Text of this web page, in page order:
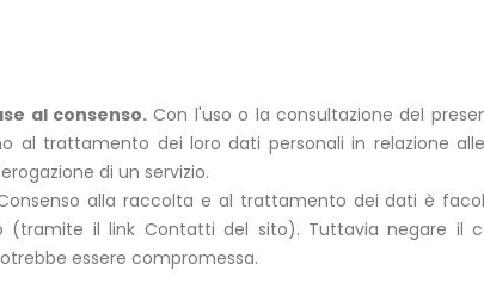
al consenso. Con l'uso o la consultazione del
al trattamento dei loro dati personali in relazione
di un servizio.
alla raccolta e al trattamento dei dati è
il link Contatti del sito). Tuttavia negare il
essere compromessa.